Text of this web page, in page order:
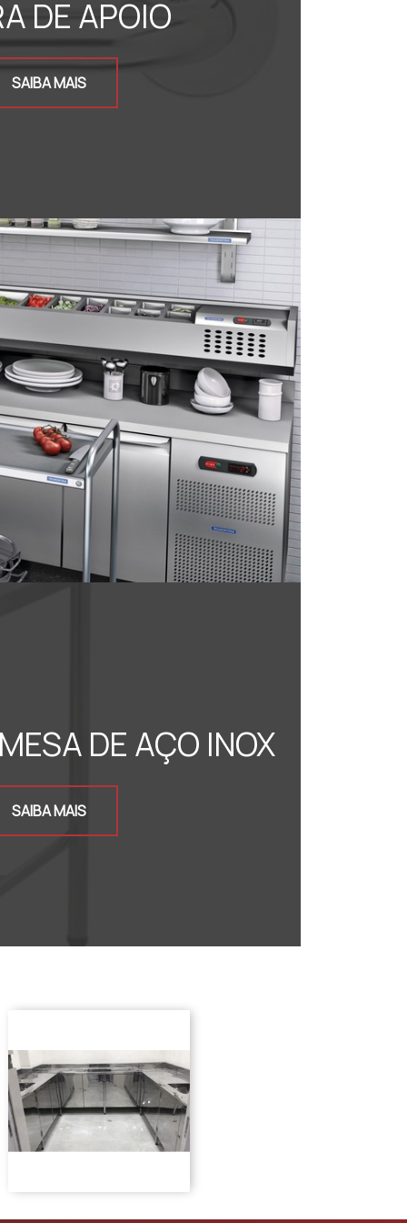
DE APOIO
SAIBA MAIS
DE AÇO INOX
SAIBA MAIS